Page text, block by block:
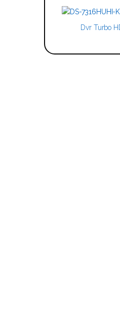
Dvr Turbo